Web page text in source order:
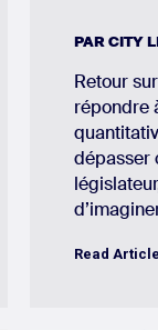
PARCITY
Retour
répondre
dépasser
Read Article